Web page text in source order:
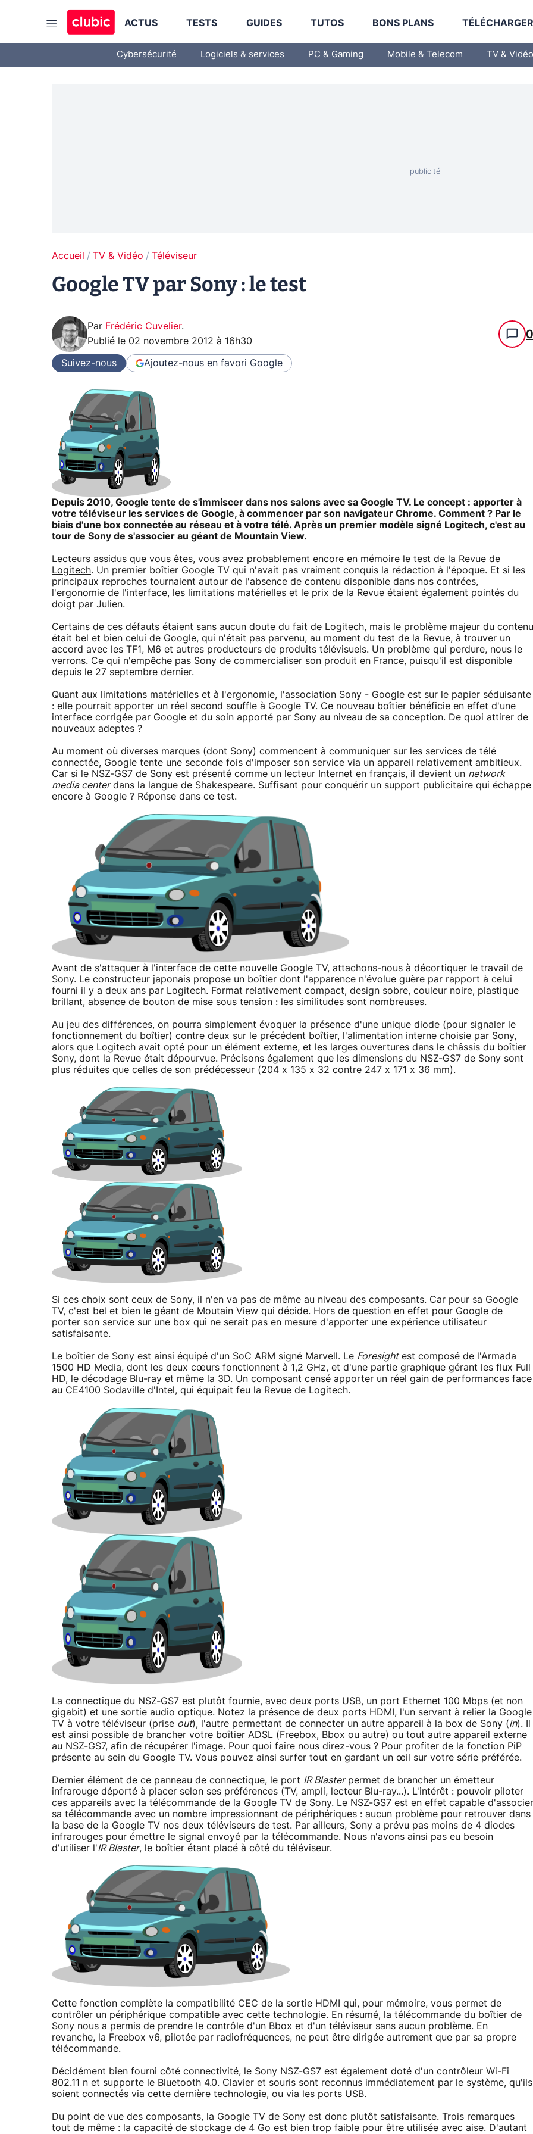
ACTUS TESTS GUIDES TUTOS BONS PLANS
Cybersécurité Logiciels & services PC & Gaming Mobile & Telecom TV & Vidéo
Accueil TV & Vidéo Téléviseur
Google TV par Sony : le test
Par Frédéric Cuvelier.
Publié le 02 novembre 2012 à 16h30 0
Suivez-nous Ajoutez-nous en favori Google
Depuis 2010, Google tente de s'immiscer dans nos salons avec sa Google TV. Le concept : apporter à
votre téléviseur les services de Google, à commencer par son navigateur Chrome. Comment ? Par le
biais d'une box connectée au réseau et à votre télé. Après un premier modèle signé Logitech, c'est au
tour de Sony de s'associer au géant de Mountain View.
Lecteurs assidus que vous êtes, vous avez probablement encore en mémoire le test de la Revue de
Logitech. Un premier boîtier Google TV qui n'avait pas vraiment conquis la rédaction à l'époque. Et si les
principaux reproches tournaient autour de l'absence de contenu disponible dans nos contrées,
l'ergonomie de l'interface, les limitations matérielles et le prix de la Revue étaient également pointés du
doigt par Julien.
Certains de ces défauts étaient sans aucun doute du fait de Logitech, mais le problème majeur du contenu
était bel et bien celui de Google, qui n'était pas parvenu, au moment du test de la Revue, à trouver un
accord avec les TF1, M6 et autres producteurs de produits télévisuels. Un problème qui perdure, nous le
verrons. Ce qui n'empêche pas Sony de commercialiser son produit en France, puisqu'il est disponible
depuis le 27 septembre dernier.
Quant aux limitations matérielles et à l'ergonomie, l'association Sony - Google est sur le papier séduisante
: elle pourrait apporter un réel second souffle à Google TV. Ce nouveau boîtier bénéficie en effet d'une
interface corrigée par Google et du soin apporté par Sony au niveau de sa conception. De quoi attirer de
nouveaux adeptes ?
Au moment où diverses marques (dont Sony) commencent à communiquer sur les services de télé
connectée, Google tente une seconde fois d'imposer son service via un appareil relativement ambitieux.
Car si le NSZ-GS7 de Sony est présenté comme un lecteur Internet en français, il devient un network
media centerdans la langue de Shakespeare. Suffisant pour conquérir un support publicitaire qui échappe
encore à Google ? Réponse dans ce test.
Avant de s'attaquer à l'interface de cette nouvelle Google TV, attachons-nous à décortiquer le travail de
Sony. Le constructeur japonais propose un boîtier dont l'apparence n'évolue guère par rapport à celui
fourni il y a deux ans par Logitech. Format relativement compact, design sobre, couleur noire, plastique
brillant, absence de bouton de mise sous tension : les similitudes sont nombreuses.
Au jeu des différences, on pourra simplement évoquer la présence d'une unique diode (pour signaler le
fonctionnement du boîtier) contre deux sur le précédent boîtier, l'alimentation interne choisie par Sony,
alors que Logitech avait opté pour un élément externe, et les larges ouvertures dans le châssis du boîtier
Sony, dont la Revue était dépourvue. Précisons également que les dimensions du NSZ-GS7 de Sony sont
plus réduites que celles de son prédécesseur (204 x 135 x 32 contre 247 x 171 x 36 mm).
Si ces choix sont ceux de Sony, il n'en va pas de même au niveau des composants. Car pour sa Google
TV, c'est bel et bien le géant de Moutain View qui décide. Hors de question en effet pour Google de
porter son service sur une box qui ne serait pas en mesure d'apporter une expérience utilisateur
satisfaisante.
Le boîtier de Sony est ainsi équipé d'un SoC ARM signé Marvell. Le Foresightest composé de l'Armada
1500 HD Media, dont les deux cœurs fonctionnent à 1,2 GHz, et d'une partie graphique gérant les flux Full
HD, le décodage Blu-ray et même la 3D. Un composant censé apporter un réel gain de performances face
au CE4100 Sodaville d'Intel, qui équipait feu la Revue de Logitech.
La connectique du NSZ-GS7 est plutôt fournie, avec deux ports USB, un port Ethernet 100 Mbps (et non
gigabit) et une sortie audio optique. Notez la présence de deux ports HDMI, l'un servant à relier la Google
TV à votre téléviseur (prise out), l'autre permettant de connecter un autre appareil à la box de Sony (in). Il
est ainsi possible de brancher votre boîtier ADSL (Freebox, Bbox ou autre) ou tout autre appareil externe
au NSZ-GS7, afin de récupérer l'image. Pour quoi faire nous direz-vous ? Pour profiter de la fonction PiP
présente au sein du Google TV. Vous pouvez ainsi surfer tout en gardant un œil sur votre série préférée.
Dernier élément de ce panneau de connectique, le port IR Blasterpermet de brancher un émetteur
infrarouge déporté à placer selon ses préférences (TV, ampli, lecteur Blu-ray...). L'intérêt : pouvoir piloter
ces appareils avec la télécommande de la Google TV de Sony. Le NSZ-GS7 est en effet capable d'associer
sa télécommande avec un nombre impressionnant de périphériques : aucun problème pour retrouver dans
la base de la Google TV nos deux téléviseurs de test. Par ailleurs, Sony a prévu pas moins de 4 diodes
infrarouges pour émettre le signal envoyé par la télécommande. Nous n'avons ainsi pas eu besoin
d'utiliser l'IR Blaster, le boîtier étant placé à côté du téléviseur.
Cette fonction complète la compatibilité CEC de la sortie HDMI qui, pour mémoire, vous permet de
contrôler un périphérique compatible avec cette technologie. En résumé, la télécommande du boîtier de
Sony nous a permis de prendre le contrôle d'un Bbox et d'un téléviseur sans aucun problème. En
revanche, la Freebox v6, pilotée par radiofréquences, ne peut être dirigée autrement que par sa propre
télécommande.
Décidément bien fourni côté connectivité, le Sony NSZ-GS7 est également doté d'un contrôleur Wi-Fi
802.11 n et supporte le Bluetooth 4.0. Clavier et souris sont reconnus immédiatement par le système, qu'ils
soient connectés via cette dernière technologie, ou via les ports USB.
Du point de vue des composants, la Google TV de Sony est donc plutôt satisfaisante. Trois remarques
tout de même : la capacité de stockage de 4 Go est bien trop faible pour être utilisée avec aise. D'autant